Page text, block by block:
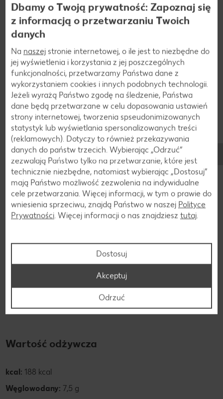
Składniki
W ramach zdrowej i zbilansowanej diety ser topiony może
być stosowany jako pasta do smarowania lub do
zapiekania. Ser niesie ze sobą liczne składniki odżywcze i
Wartość odżywcza
kcal: 188 kcal
Węglowodany: 7,5 g
Dbamy o Twoją prywatność: Zapoznaj się
z informacją o przetwarzaniu Twoich
danych
Na naszej stronie internetowej, o ile jest to niezbędne do
jej wyświetlenia i korzystania z jej poszczególnych
funkcjonalności, przetwarzamy Państwa dane z
wykorzystaniem cookies i innych podobnych technologii.
Jeżeli wyrażą Państwo zgodę na śledzenie, Państwa
dane będą przetwarzane w celu dopasowania ustawień
strony internetowej, tworzenia spseudonimizowanych
statystyk lub wyświetlania spersonalizowanych treści
(reklamowych). Dotyczy to również przekazywania
danych do państw trzecich. Wybierając „Odrzuć“
zezwalają Państwo tylko na przetwarzanie, które jest
technicznie niezbędne, natomiast wybierając „Dostosuj”
mają Państwo możliwość zezwolenia na indywidualne
cele przetwarzania. Więcej informacji, w tym o prawie do
wniesienia sprzeciwu, znajdą Państwo w naszej Polityce
Prywatności. Więcej informacji o nas znajdziesz tutaj.
Dostosuj
Odrzuć
Akceptuj